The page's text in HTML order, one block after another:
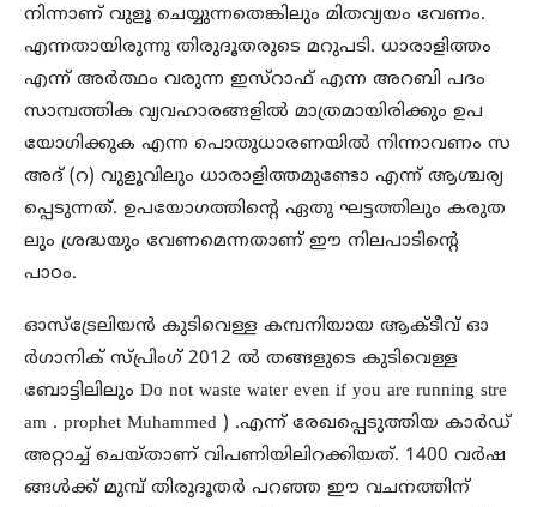
നിന്നാണ് വുളൂ ചെയ്യുന്നതെങ്കിലും മിതവ്യയം വേണം.
എന്നതായിരുന്നു തിരുദൂതരുടെ മറുപടി. ധാരാളിത്തം
എന്ന് അര്‍ത്ഥം വരുന്ന ഇസ്‌റാഫ് എന്ന അറബി പദം
സാമ്പത്തിക വ്യവഹാരങ്ങളില്‍ മാത്രമായിരിക്കും ഉപ
യോഗിക്കുക എന്ന പൊതുധാരണയില്‍ നിന്നാവണം സ
അദ് (റ) വുളൂവിലും ധാരാളിത്തമുണ്ടോ എന്ന് ആശ്ചര്യ
പ്പെടുന്നത്. ഉപയോഗത്തിന്റെ ഏതു ഘട്ടത്തിലും കരുത
ലും ശ്രദ്ധയും വേണമെന്നതാണ് ഈ നിലപാടിന്റെ
പാഠം.
ഓസ്‌ട്രേലിയന്‍ കുടിവെള്ള കമ്പനിയായ ആക്ടീവ് ഓ
ര്‍ഗാനിക് സ്പ്രിംഗ് 2012 ല്‍ തങ്ങളുടെ കുടിവെള്ള
ബോട്ടിലിലും Do not waste water even if you are running stre
am . prophet Muhammed ) .എന്ന് രേഖപ്പെടുത്തിയ കാര്‍ഡ്
അറ്റാച്ച് ചെയ്താണ് വിപണിയിലിറക്കിയത്. 1400 വര്‍ഷ
ങ്ങള്‍ക്ക് മുമ്പ് തിരുദൂതര്‍ പറഞ്ഞ ഈ വചനത്തിന്